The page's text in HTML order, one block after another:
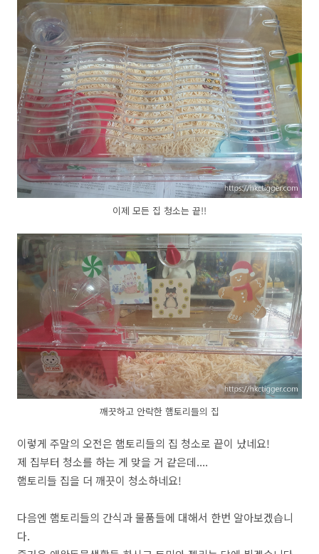
이제 모든 집 청소는 끝!!
깨끗하고 안락한 햄토리들의 집
이렇게 주말의 오전은 햄토리들의 집 청소로 끝이 났네요!
제 집부터 청소를 하는 게 맞을 거 같은데....
햄토리들 집을 더 깨끗이 청소하네요!
다음엔 햄토리들의 간식과 물품들에 대해서 한번 알아보겠습니
다.